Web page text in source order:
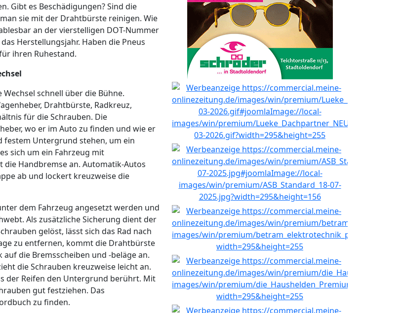
Gibt es Beschädigungen? Sind die
sie mit der Drahtbürste reinigen. Wie
an der vierstelligen DOT-Nummer
Herstellungsjahr. Haben die Pneus
ihren Ruhestand.
schnell über die Bühne.
Drahtbürste, Radkreuz,
für die Schrauben. Die
wo er im Auto zu finden und wie er
festem Untergrund stehen, um ein
sich um ein Fahrzeug mit
Handbremse an. Automatik-Autos
ab und lockert kreuzweise die
dem Fahrzeug angesetzt werden und
Als zusätzliche Sicherung dient der
gelöst, lässt sich das Rad nach
zu entfernen, kommt die Drahtbürste
die Bremsscheiben und -beläge an.
die Schrauben kreuzweise leicht an.
der Reifen den Untergrund berührt. Mit
gut festziehen. Das
zu finden.